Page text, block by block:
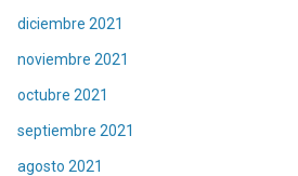
diciembre 2021
noviembre 2021
octubre 2021
septiembre 2021
agosto 2021